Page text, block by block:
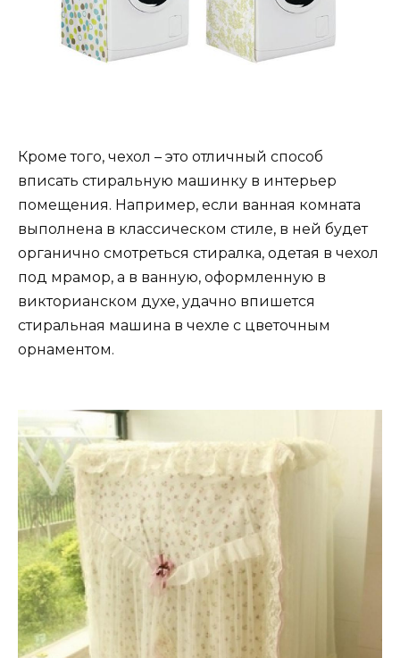
Кроме того, чехол – это отличный способ
вписать стиральную машинку в интерьер
помещения. Например, если ванная комната
выполнена в классическом стиле, в ней будет
органично смотреться стиралка, одетая в чехол
под мрамор, а в ванную, оформленную в
викторианском духе, удачно впишется
стиральная машина в чехле с цветочным
орнаментом.